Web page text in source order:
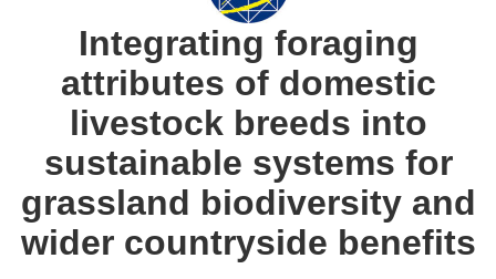
Integrating foraging
attributes of domestic
livestock breeds into
sustainable systems for
grassland biodiversity and
wider countryside benefits